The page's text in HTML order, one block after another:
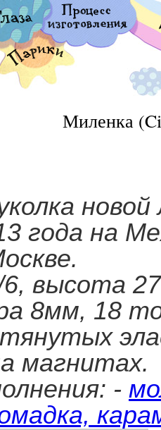
Миленка
года на
высота
8мм, 18
магнитах.
-